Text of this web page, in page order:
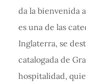
da la bienvenida
es una de las
Inglaterra, se
catalogada de
hospitalidad,